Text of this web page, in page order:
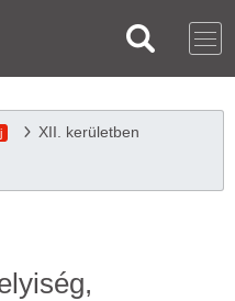
XII. kerületben